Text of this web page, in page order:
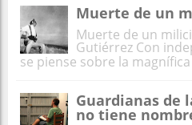
Muerte de un
Muerte de un
Gutiérrez Con
se piense sobre la
Guardianas de
no tiene